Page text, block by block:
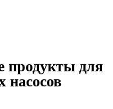
продукты для
насосов